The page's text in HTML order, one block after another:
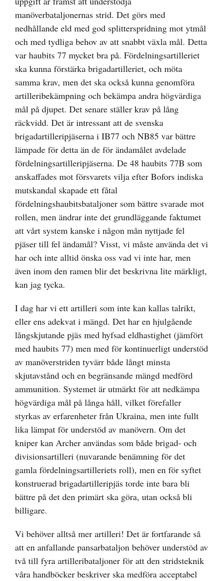
manöverbataljonernas strid. Det görs med
nedhållande eld med god splitterspridning mot ytmål
och med tydliga behov av att snabbt växla mål. Detta
var haubits 77 mycket bra på. Fördelningsartilleriet
ska kunna förstärka brigadartilleriet, och möta
samma krav, men det ska också kunna genomföra
artilleribekämpning och bekämpa andra högvärdiga
mål på djupet. Det senare ställer krav på lång
räckvidd. Det är intressant att de svenska
brigadartilleripjäserna i IB77 och NB85 var bättre
lämpade för detta än de för ändamålet avdelade
fördelningsartilleripjäserna. De 48 haubits 77B som
anskaffades mot försvarets vilja efter Bofors indiska
mutskandal skapade ett fåtal
fördelningshaubitsbataljoner som bättre svarade mot
rollen, men ändrar inte det grundläggande faktumet
att vårt system kanske i någon mån nyttjade fel
pjäser till fel ändamål? Visst, vi måste använda det vi
har och inte alltid önska oss vad vi inte har, men
även inom den ramen blir det beskrivna lite märkligt,
kan jag tycka.
I dag har vi ett artilleri som inte kan kallas talrikt,
eller ens adekvat i mängd. Det har en hjulgående
långskjutande pjäs med hyfsad eldhastighet (jämfört
med haubits 77) men med för kontinuerligt understöd
av manöverstriden tyvärr både långt minsta
skjutavstånd och en begränsande mängd medförd
ammunition. Systemet är utmärkt för att nedkämpa
högvärdiga mål på långa håll, vilket förefaller
styrkas av erfarenheter från Ukraina, men inte fullt
lika lämpat för understöd av manövern. Om det
kniper kan Archer användas som både brigad- och
divisionsartilleri (nuvarande benämning för det
gamla fördelningsartilleriets roll), men en för syftet
konstruerad brigadartilleripjäs torde inte bara bli
bättre på det den primärt ska göra, utan också bli
billigare.
Vi behöver alltså mer artilleri! Det är fortfarande så
att en anfallande pansarbataljon behöver understöd av
två till fyra artilleribataljoner för att den stridsteknik
våra handböcker beskriver ska medföra acceptabel